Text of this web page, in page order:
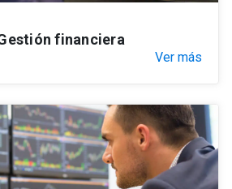
financiera
Ver más